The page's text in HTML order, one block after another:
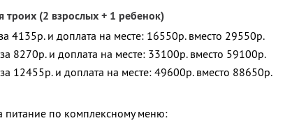
(2 взрослых + 1 ребенок)
4135р. и доплата на месте: 16550р. вместо 29550р.
8270р. и доплата на месте: 33100р. вместо 59100р.
12455р. и доплата на месте: 49600р. вместо 88650р.
питание по комплексному меню: